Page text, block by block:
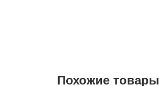
Похожие товары